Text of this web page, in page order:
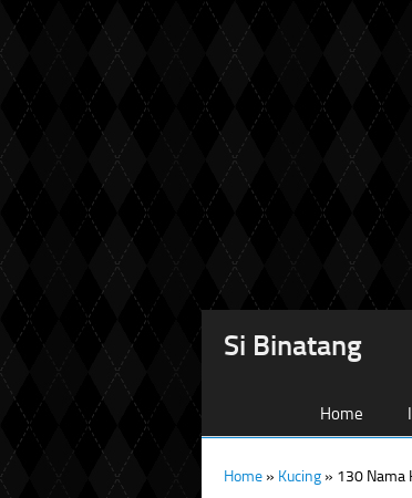
Si Binatang
Home
Home » Kucing » 130 Nama